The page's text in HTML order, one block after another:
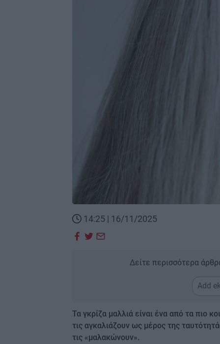
14:25 | 16/11/2025
Δείτε περισσότερα
Add
Τα γκρίζα μαλλιά είναι ένα από τα πιο
τις αγκαλιάζουν ως μέρος της
τις «μαλακώνουν».